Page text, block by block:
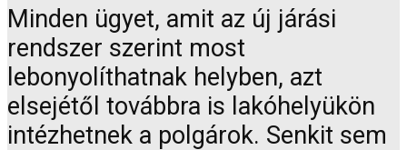
Minden ügyet, amit az új járási
rendszer szerint most
lebonyolíthatnak helyben, azt
elsejétől továbbra is lakóhelyükön
intézhetnek a polgárok. Senkit sem